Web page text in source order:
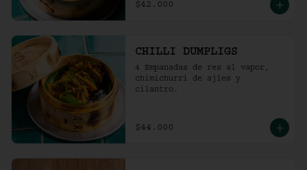
$42.000
CHILLI DUMPLIGS
4 Empanadas de res al vapor,
chimichurri de ajíes y
cilantro.
$44.000